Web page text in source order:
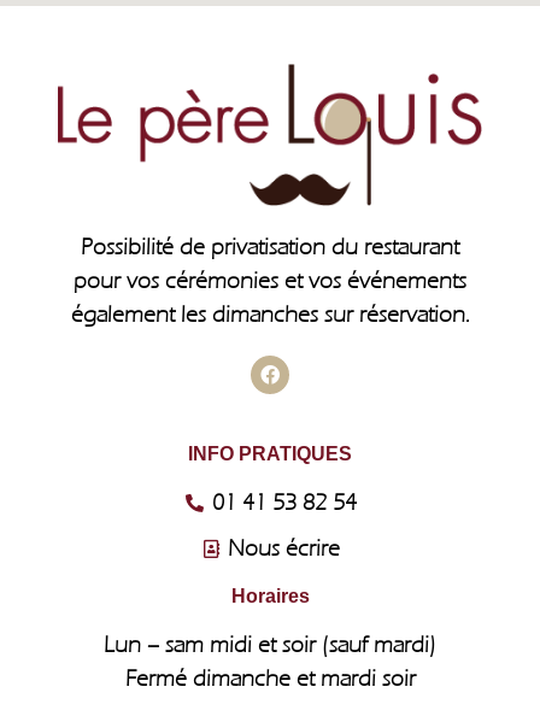
Possibilité de privatisation du restaurant
pour vos cérémonies et vos événements
également les dimanches sur réservation.
INFO PRATIQUES
01 41 53 82 54
Nous écrire
Horaires
Lun – sam midi et soir (sauf mardi)
Fermé dimanche et mardi soir